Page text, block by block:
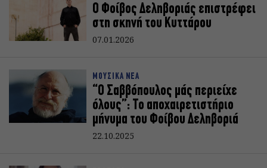
Ο Φοίβος Δεληβοριάς επιστρέφει
στη σκηνή του Κυττάρου
07.01.2026
ΜΟΥΣΙΚΑ ΝΕΑ
“Ο Σαββόπουλος μάς περιείχε
όλους”: Το αποχαιρετιστήριο
μήνυμα του Φοίβου Δεληβοριά
22.10.2025